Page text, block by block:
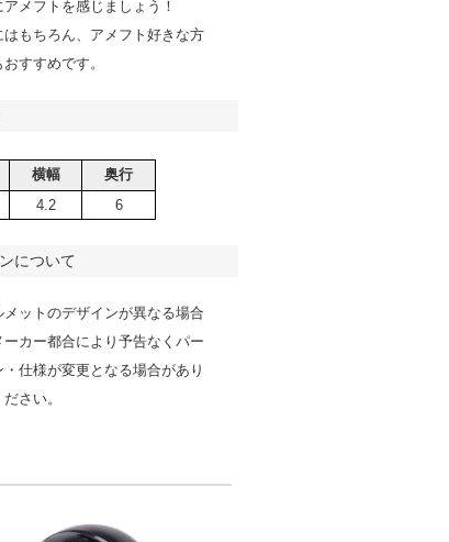
メフトを感じましょう！
もちろん、アメフト好きな方
すすめです。
横幅
奥行
4.2 6
について
メットのデザインが異なる場合
カー都合により予告なくパー
仕様が変更となる場合があり
さい。